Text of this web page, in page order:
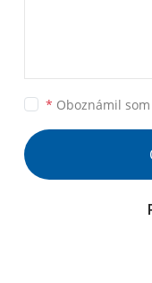
* Oboznámil